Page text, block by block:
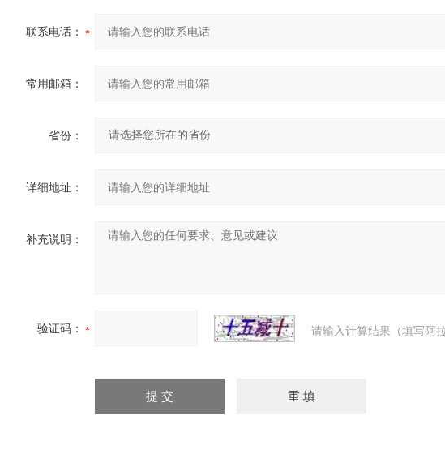
联系电话：
常用邮箱：
省份：
详细地址：
补充说明：
验证码： 请输入计算结果（填写阿